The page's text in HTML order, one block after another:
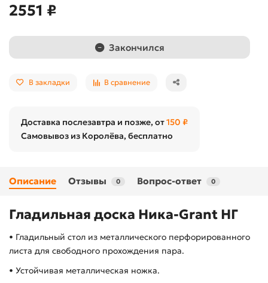
2551 ₽
Закончился
В закладки В сравнение
Доставка послезавтра и позже, от150 ₽
Самовывоз из Королёва, бесплатно
Описание Отзывы 0 Вопрос-ответ 0
Гладильная доска Ника-Grant НГ
• Гладильный стол из металлического перфорированного
листа для свободного прохождения пара.
• Устойчивая металлическая ножка.